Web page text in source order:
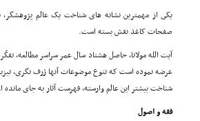
یکى از مهمترین نشانه هاى شناخت یک عالم
صفحات کاغذ نقش بسته است.
آیت الله مولانا، حاصل هشتاد سال عمر سراسر مطالعه،
عرضه نموده است که تنوع موضوعات آنها ژرف نگرى،
شناخت بیشتر این عالم وارسته، فهرست آثار به جاى
فقه و اصول